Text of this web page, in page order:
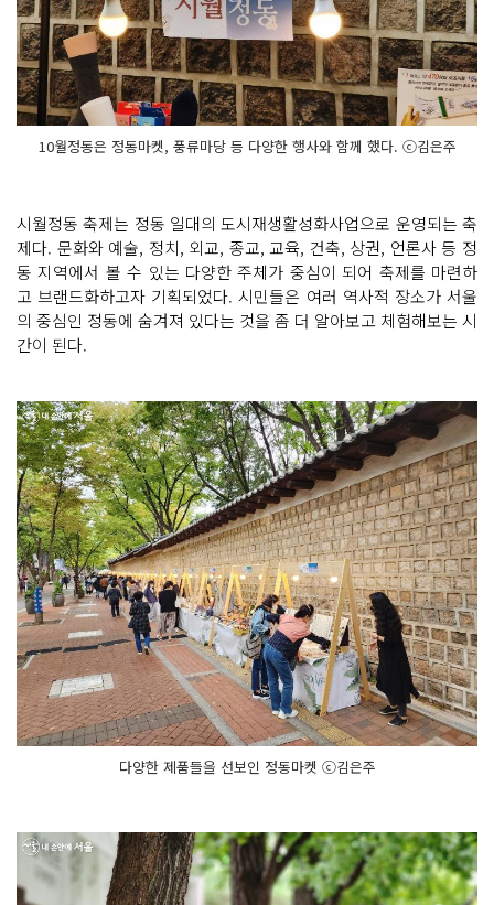
10월정동은 정동마켓, 풍류마당 등 다양한 행사와 함께 했다. ⓒ김은주
시월정동 축제는 정동 일대의 도시재생활성화사업으로 운영되는 축
제다. 문화와 예술, 정치, 외교, 종교, 교육, 건축, 상권, 언론사 등 정
동 지역에서 볼 수 있는 다양한 주체가 중심이 되어 축제를 마련하
고 브랜드화하고자 기획되었다. 시민들은 여러 역사적 장소가 서울
의 중심인 정동에 숨겨져 있다는 것을 좀 더 알아보고 체험해보는 시
간이 된다.
다양한 제품들을 선보인 정동마켓 ⓒ김은주